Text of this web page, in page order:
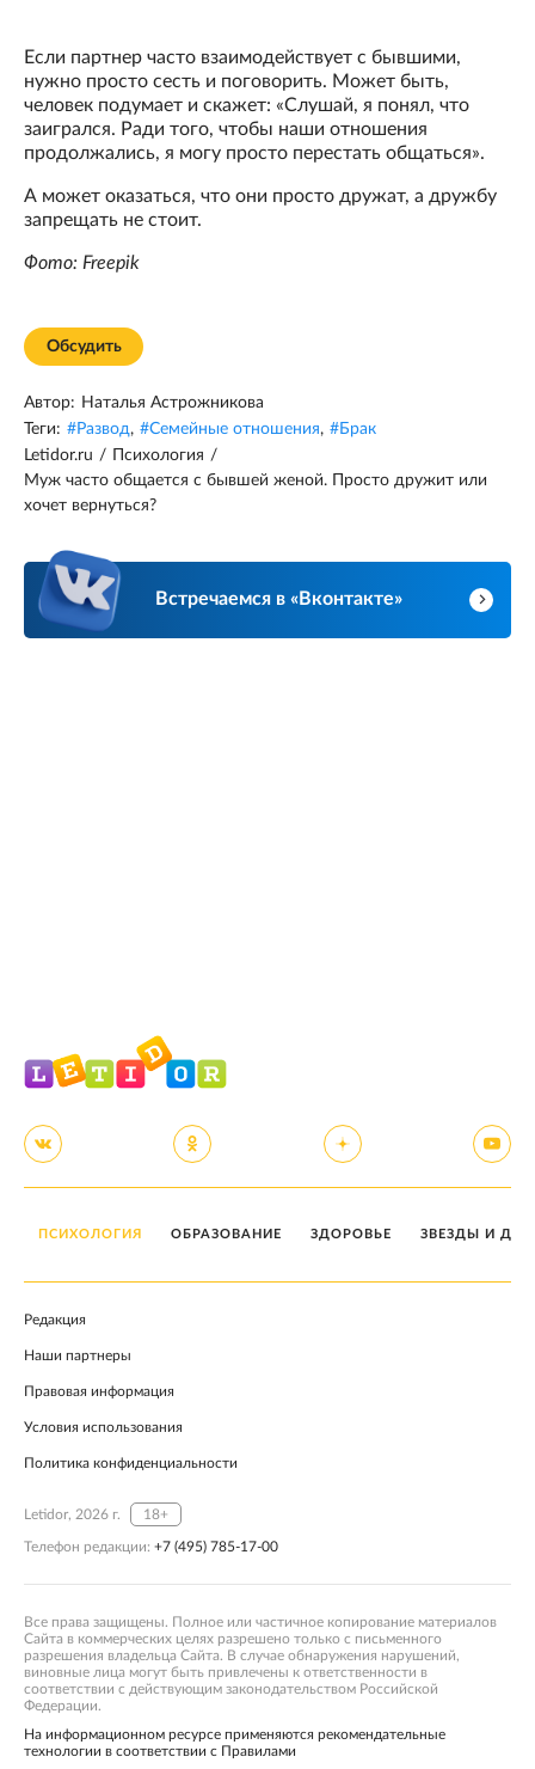
Если партнер часто взаимодействует с бывшими,
нужно просто сесть и поговорить. Может быть,
человек подумает и скажет: «Слушай, я понял, что
заигрался. Ради того, чтобы наши отношения
продолжались, я могу просто перестать общаться».
А может оказаться, что они просто дружат, а дружбу
запрещать не стоит.
Фото: Freepik
Обсудить
Автор: Наталья Астрожникова
Теги: #Развод , #Семейные отношения, #Брак
Letidor.ru / Психология /
Муж часто общается с бывшей женой. Просто дружит или
хочет вернуться?
Встречаемся в «Вконтакте»
ПСИХОЛОГИЯ ОБРАЗОВАНИЕ ЗДОРОВЬЕ ЗВЕЗДЫ И
Редакция
Наши партнеры
Правовая информация
Условия использования
Политика конфиденциальности
Letidor, 2026 г. 18+
Телефон редакции: +7 (495) 785-17-00
Все права защищены. Полное или частичное копирование материалов
Сайта в коммерческих целях разрешено только с письменного
разрешения владельца Сайта. В случае обнаружения нарушений,
виновные лица могут быть привлечены к ответственности в
соответствии с действующим законодательством Российской
Федерации.
На информационном ресурсе применяются рекомендательные
технологии в соответствии с Правилами